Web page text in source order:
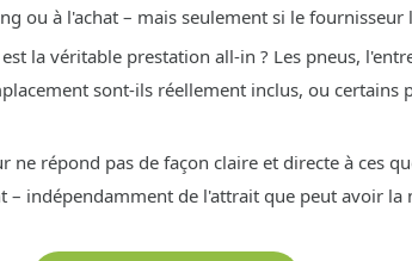
ou à l'achat – mais seulement si le
la véritable prestation all-in ? Les pneus,
sont-ils réellement inclus, ou certains
ne répond pas de façon claire et directe à ces
– indépendamment de l'attrait que peut avoir la